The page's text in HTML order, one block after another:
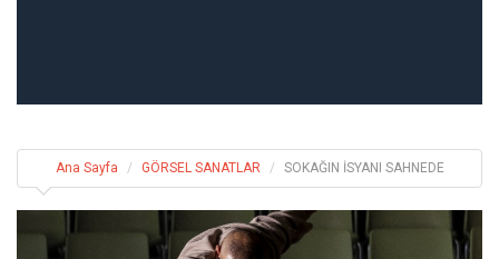
Ana Sayfa GÖRSEL SANATLAR SOKAĞIN İSYANI SAHNEDE